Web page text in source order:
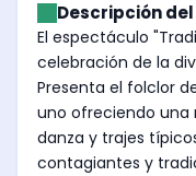
Descripción
El espectáculo
celebración de la
Presenta el folclor
uno ofreciendo una
danza y trajes
contagiantes y